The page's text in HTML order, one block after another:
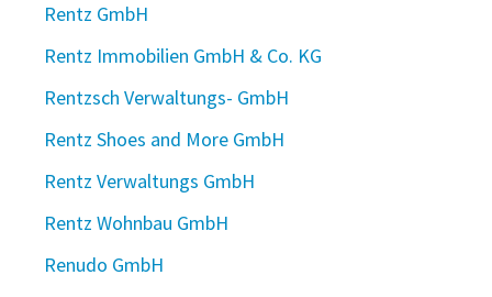
Rentz GmbH
Rentz Immobilien GmbH & Co. KG
Rentzsch Verwaltungs- GmbH
Rentz Shoes and More GmbH
Rentz Verwaltungs GmbH
Rentz Wohnbau GmbH
Renudo GmbH